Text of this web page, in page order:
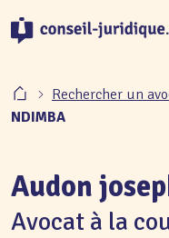
Rechercher un
NDIMBA
Audon
Avocat à la